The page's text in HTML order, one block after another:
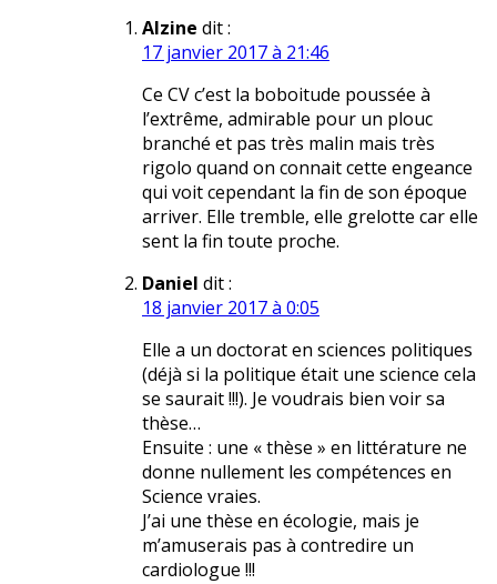
Alzine dit :
17 janvier 2017 à 21:46
Ce CV c’est la boboitude poussée à
l’extrême, admirable pour un plouc
branché et pas très malin mais très
rigolo quand on connait cette engeance
qui voit cependant la fin de son époque
arriver. Elle tremble, elle grelotte car elle
sent la fin toute proche.
Daniel dit :
18 janvier 2017 à 0:05
Elle a un doctorat en sciences politiques
(déjà si la politique était une science cela
se saurait !!!). Je voudrais bien voir sa
thèse…
Ensuite : une « thèse » en littérature ne
donne nullement les compétences en
Science vraies.
J’ai une thèse en écologie, mais je
m’amuserais pas à contredire un
cardiologue !!!